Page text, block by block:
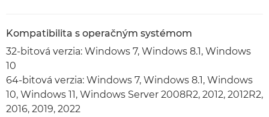
Kompatibilita s operačným systémom
32-bitová verzia: Windows 7, Windows 8.1, Windows
10
64-bitová verzia: Windows 7, Windows 8.1, Windows
10, Windows 11, Windows Server 2008R2, 2012, 2012R2,
2016, 2019, 2022